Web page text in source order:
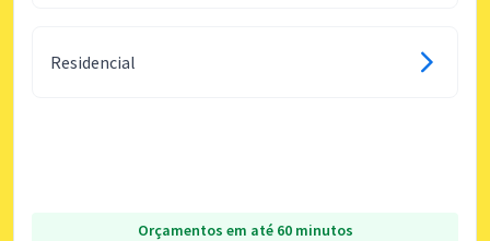
Residencial
Orçamentos em até 60 minutos